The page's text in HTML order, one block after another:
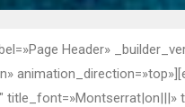
Header»